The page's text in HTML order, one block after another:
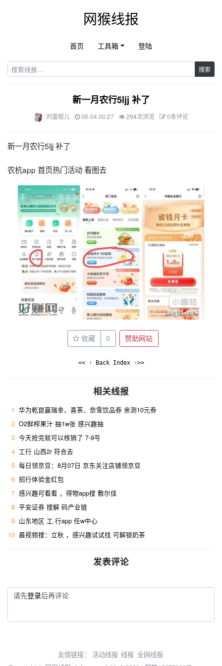
网猴线报
首页 工具箱 登陆
搜索
新一月农行5ljj 补了
刘富棍儿 06-04 00:27 294次浏览 0条评论
新一月农行5ljj 补了
农杭app 首页热门活动 看图去
收藏 0 赞助网站
<< · Back Index ·>>
相关线报
1 华为乾崑赢瑞幸、喜茶、奈雪饮品券 亲测10元券
2 O2鲜榨果汁 抽1w张 感兴趣抽
3 今天抢完就可以核销了 7-9号
4 工行 山西2r 符合去 ​
5 每日领京豆：8月07日 京东关注店铺领京豆
6 招行体验金红包
7 感兴趣可看看 ，得物app搜 敷尔佳
8 平安证券 搜解 码产业链
9 山东地区 工.行app 任w中心
10 晨视频搜：立秋 ，感兴趣试试找 可解锁奶茶
发表评论
请先登录后再评论
友情链接： 活动线报 线报 全网线报